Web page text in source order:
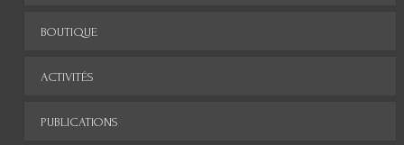
BOUTIQUE
ACTIVITÉS
PUBLICATIONS